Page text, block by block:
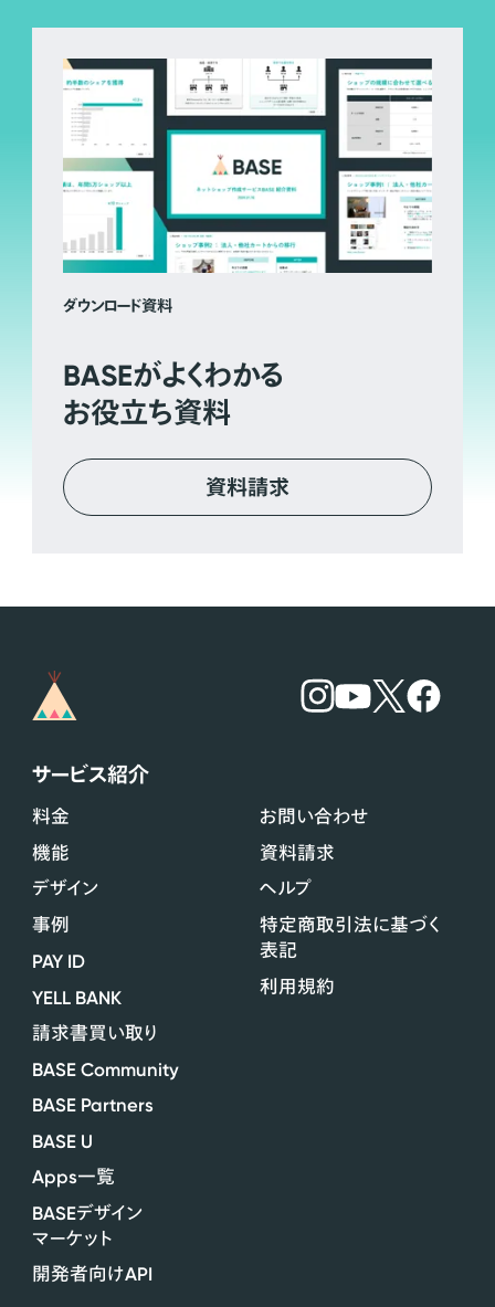
ダウンロード資料
BASEがよくわかる
お役立ち資料
資料請求
サービス紹介
料金
機能
デザイン
事例
PAY ID
YELL BANK
請求書買い取り
BASE Community
BASE Partners
BASE U
Apps一覧
BASEデザイン
マーケット
開発者向けAPI
お問い合わせ
資料請求
ヘルプ
特定商取引法に基づく
表記
利用規約